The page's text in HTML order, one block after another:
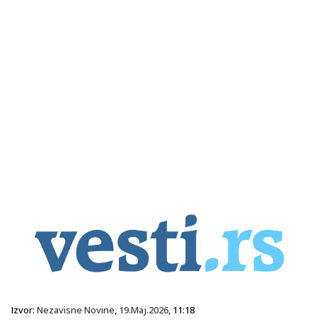
Izvor: Nezavisne Novine, 19.Maj.2026, 11:18